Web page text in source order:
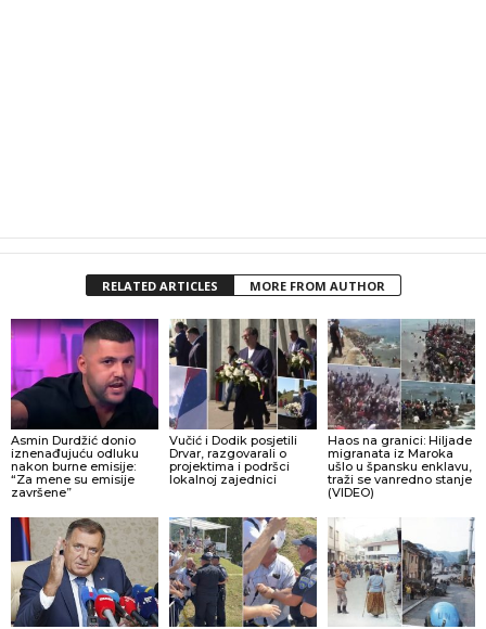
RELATED ARTICLES MORE FROM AUTHOR
Asmin Durdžić donio
iznenađujuću odluku
nakon burne emisije:
“Za mene su emisije
završene”
Vučić i Dodik posjetili
Drvar, razgovarali o
projektima i podršci
lokalnoj zajednici
Haos na granici: Hiljade
migranata iz Maroka
ušlo u špansku enklavu,
traži se vanredno stanje
(VIDEO)